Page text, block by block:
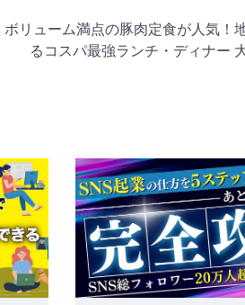
リューム満点の豚肉定食が人気！
るコスパ最強ランチ・ディナー